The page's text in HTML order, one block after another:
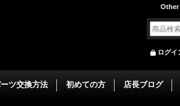
Other
ログイ
ツ交換方法 初めての方 店長ブログ